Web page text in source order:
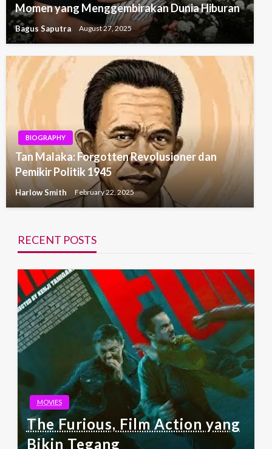
Momen yang Menggembirakan Dunia Hiburan
Bagus Saputra August 27, 2025
BIOGRAPHY
Tan Malaka: Forgotten Revolusioner dan
Pemikir Politik 1945
Harlow Smith February 22, 2025
RECENT POSTS
MOVIES
The Furious, Film Action yang
Bikin Tegang